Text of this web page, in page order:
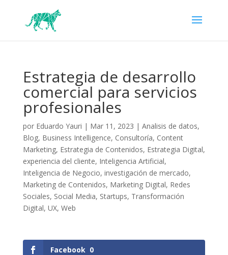
Estrategia de desarrollo
comercial para servicios
profesionales
por Eduardo Yauri | Mar 11, 2023 | Analisis de datos,
Blog, Business Intelligence, Consultoría, Content
Marketing, Estrategia de Contenidos, Estrategia Digital,
experiencia del cliente, Inteligencia Artificial,
Inteligencia de Negocio, investigación de mercado,
Marketing de Contenidos, Marketing Digital, Redes
Sociales, Social Media, Startups, Transformación
Digital, UX, Web
Facebook 0